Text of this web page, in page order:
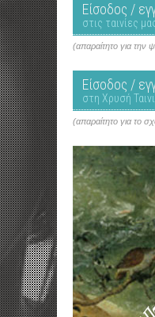
Είσοδος /
στις ταινίες
(απαραίτητο για την
Είσοδος /
στη Χρυσή
(απαραίτητο για το